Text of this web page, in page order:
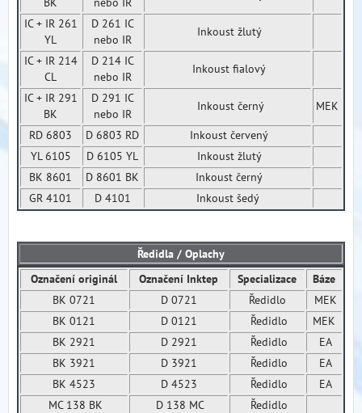
IC + IR 261
YL
D 261 IC
nebo IR
Inkoust žlutý
IC + IR 214
CL
D 214 IC
nebo IR
Inkoust fialový
IC + IR 291
BK
D 291 IC
nebo IR
Inkoust černý
MEK
RD 6803
D 6803 RD
Inkoust červený
YL 6105
D 6105 YL
Inkoust žlutý
BK 8601
D 8601 BK
Inkoust černý
GR 4101
D 4101 Inkoust šedý
Ředidla / Oplachy
Označení originál
Označení Inktep Specializace
Báze
BK 0721
D 0721 Ředidlo
MEK
BK 0121
D 0121 Ředidlo
MEK
BK 2921
D 2921 Ředidlo
EA
BK 3921
D 3921 Ředidlo
EA
BK 4523
D 4523 Ředidlo
EA
MC 138 BK
D 138 MC
Ředidlo